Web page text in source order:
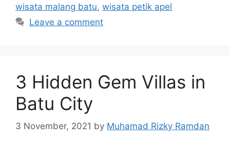
wisata malang batu, wisata petik apel
Leave a comment
3 Hidden Gem Villas in
Batu City
3 November, 2021 by Muhamad Rizky Ramdan